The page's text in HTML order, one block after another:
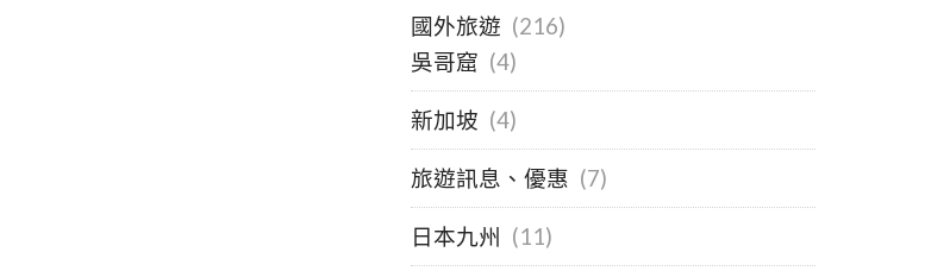
國外旅遊 (216)
吳哥窟 (4)
新加坡 (4)
旅遊訊息、優惠 (7)
日本九州 (11)